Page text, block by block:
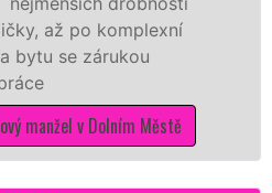
hodinoví
opravu zdi
dokonalý